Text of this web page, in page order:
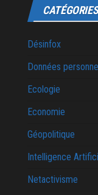
CATÉGORIES
Désinfox
Données
Ecologie
Economie
Géopolitique
Intelligence
Netactivisme